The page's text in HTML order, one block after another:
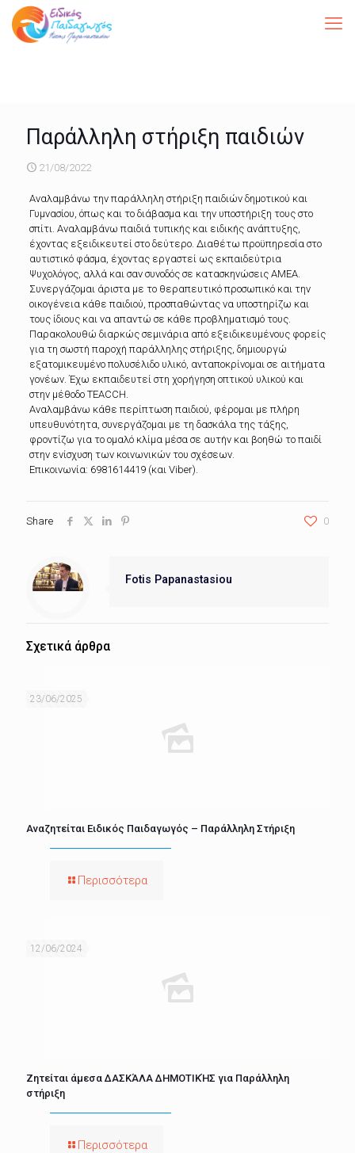
Παράλληλη στήριξη παιδιών
21/08/2022
Αναλαμβάνω την παράλληλη στήριξη παιδιών δημοτικού και
Γυμνασίου, όπως και το διάβασμα και την υποστήριξη τους στο
σπίτι. Αναλαμβάνω παιδιά τυπικής και ειδικής ανάπτυξης,
έχοντας εξειδικευτεί στο δεύτερο. Διαθέτω προϋπηρεσία στο
αυτιστικό φάσμα, έχοντας εργαστεί ως εκπαιδεύτρια
Ψυχολόγος, αλλά και σαν συνοδός σε κατασκηνώσεις ΑΜΕΑ.
Συνεργάζομαι άριστα με το θεραπευτικό προσωπικό και την
οικογένεια κάθε παιδιού, προσπαθώντας να υποστηρίζω και
τους ίδιους και να απαντώ σε κάθε προβληματισμό τους.
Παρακολουθώ διαρκώς σεμινάρια από εξειδικευμένους φορείς
για τη σωστή παροχή παράλληλης στήριξης, δημιουργώ
εξατομικευμένο πολυσέλιδο υλικό, ανταποκρίνομαι σε αιτήματα
γονέων. Έχω εκπαιδευτεί στη χορήγηση οπτικού υλικού και
στην μέθοδο TEACCH.
Αναλαμβάνω κάθε περίπτωση παιδιού, φέρομαι με πλήρη
υπευθυνότητα, συνεργάζομαι με τη δασκάλα της τάξης,
φροντίζω για το ομαλό κλίμα μέσα σε αυτήν και βοηθώ το παιδί
στην ενίσχυση των κοινωνικών του σχέσεων.
Επικοινωνία: 6981614419 (και Viber).
Share 0
Fotis Papanastasiou
Σχετικά άρθρα
23/06/2025
Αναζητείται Ειδικός Παιδαγωγός – Παράλληλη Στήριξη
Περισσότερα
12/06/2024
Ζητείται άμεσα ΔΑΣΚΆΛΑ ΔΗΜΟΤΙΚΉΣ για Παράλληλη
στήριξη
Περισσότερα